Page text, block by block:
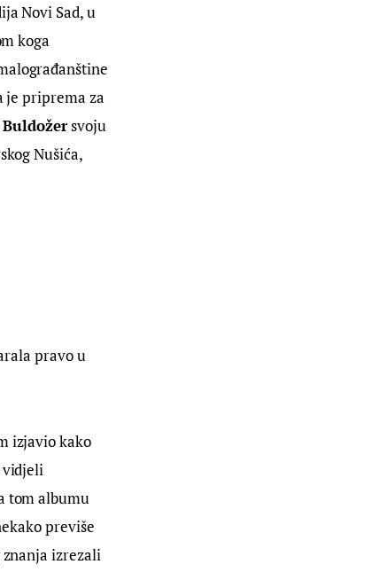
Novi Sad, u
koga
je priprema za
Buldožer svoju
Nušića,
pravo u
izjavio kako
vidjeli
tom albumu
previše
znanja izrezali